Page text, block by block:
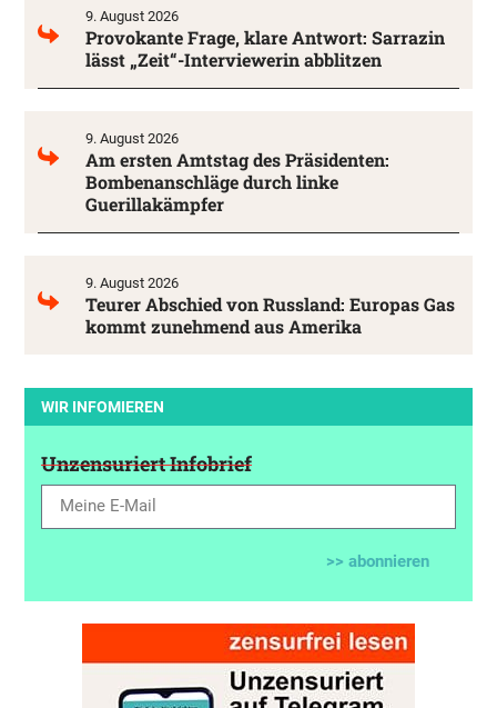
9. August 2026
Provokante Frage, klare Antwort: Sarrazin
lässt „Zeit“-Interviewerin abblitzen
9. August 2026
Am ersten Amtstag des Präsidenten:
Bombenanschläge durch linke
Guerillakämpfer
9. August 2026
Teurer Abschied von Russland: Europas Gas
kommt zunehmend aus Amerika
WIR INFOMIEREN
Unzensuriert Infobrief
>> abonnieren